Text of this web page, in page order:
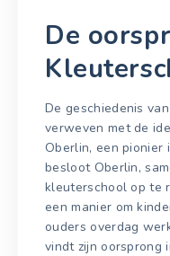
De
De geschiedenis
verweven met de
Oberlin, een pionier
besloot Oberlin,
kleuterschool op te
een manier om
ouders overdag
vindt zijn oorsprong